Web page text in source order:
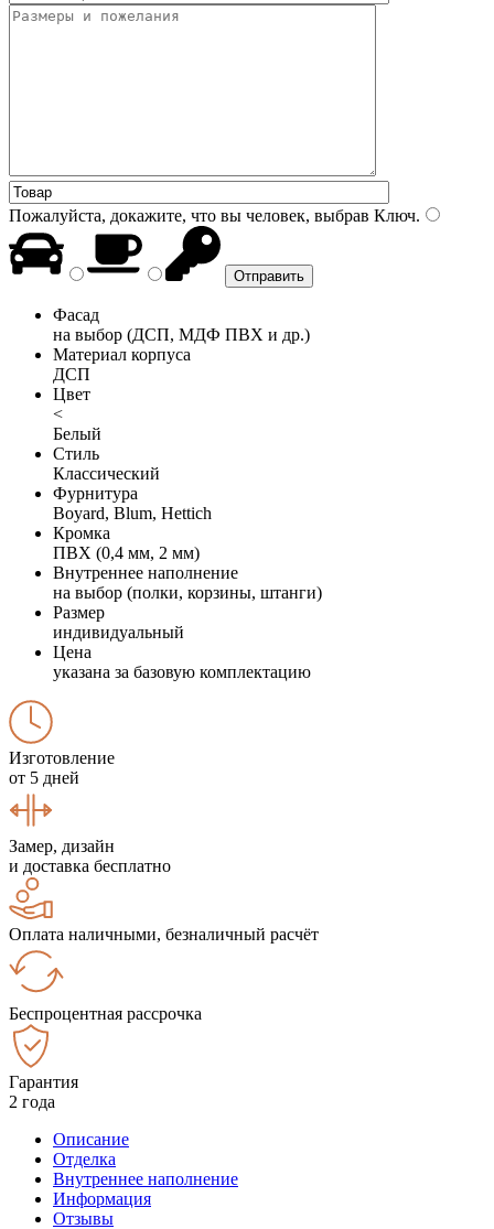
Пожалуйста, докажите, что вы человек, выбрав Ключ.
Фасад
на выбор (ДСП, МДФ ПВХ и др.)
Материал корпуса
ДСП
Цвет
<
Белый
Стиль
Классический
Фурнитура
Boyard, Blum, Hettich
Кромка
ПВХ (0,4 мм, 2 мм)
Внутреннее наполнение
на выбор (полки, корзины, штанги)
Размер
индивидуальный
Цена
указана за базовую комплектацию
Изготовление
от 5 дней
Замер, дизайн
и доставка бесплатно
Оплата наличными, безналичный расчёт
Беспроцентная рассрочка
Гарантия
2 года
Описание
Отделка
Внутреннее наполнение
Информация
Отзывы